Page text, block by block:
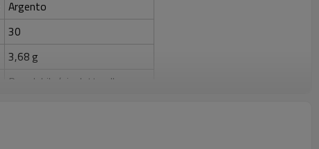
Argento
30
3,68 g
Regolabile (si adatta alla